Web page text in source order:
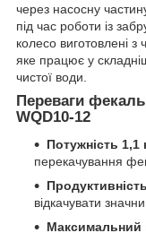
через насосну
під час роботи із
колесо виготовлені
яке працює у
чистої води.
Переваги
WQD10-12
Потужність 1,1
перекачування
відкачувати
Максимальний